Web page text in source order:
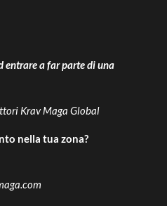
entrare a far parte di una
Krav Maga Global
nella tua zona?